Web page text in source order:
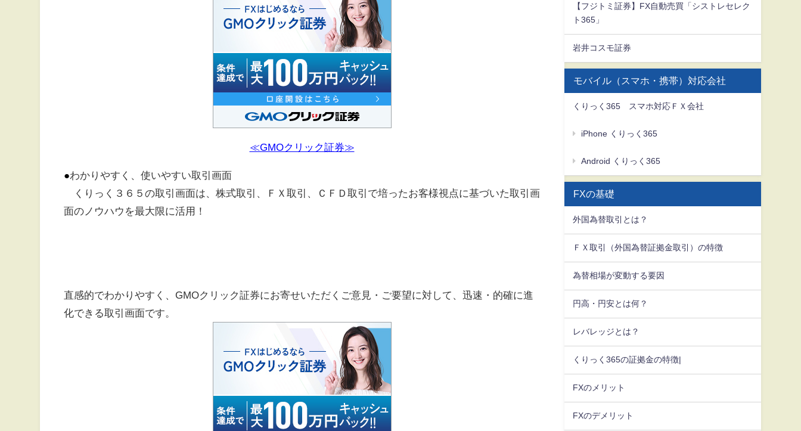
≪GMOクリック証券≫
●わかりやすく、使いやすい取引画面
くりっく３６５の取引画面は、株式取引、ＦＸ取引、ＣＦＤ取引で培ったお客様視点に基づいた取引画
面のノウハウを最大限に活用！
直感的でわかりやすく、GMOクリック証券にお寄せいただくご意見・ご要望に対して、迅速・的確に進
化できる取引画面です。
【フジトミ証券】FX自動売買「シストレセレク
ト365」
岩井コスモ証券
モバイル（スマホ・携帯）対応会社
くりっく365 スマホ対応ＦＸ会社
iPhone くりっく365
Android くりっく365
FXの基礎
外国為替取引とは？
ＦＸ取引（外国為替証拠金取引）の特徴
為替相場が変動する要因
円高・円安とは何？
レバレッジとは？
くりっく365の証拠金の特徴|
FXのメリット
FXのデメリット